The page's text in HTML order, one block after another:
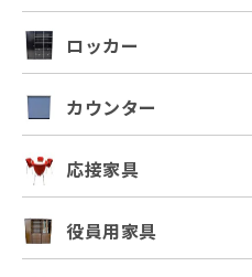
ロッカー
カウンター
応接家具
役員用家具